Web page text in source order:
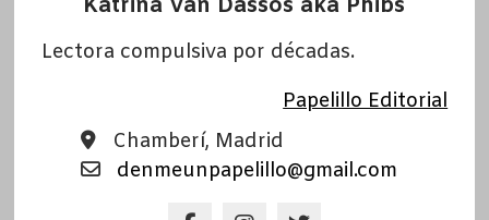
Katrina Van Dassos aka Phibs
Lectora compulsiva por décadas.
Papelillo Editorial
Chamberí, Madrid
denmeunpapelillo@gmail.com